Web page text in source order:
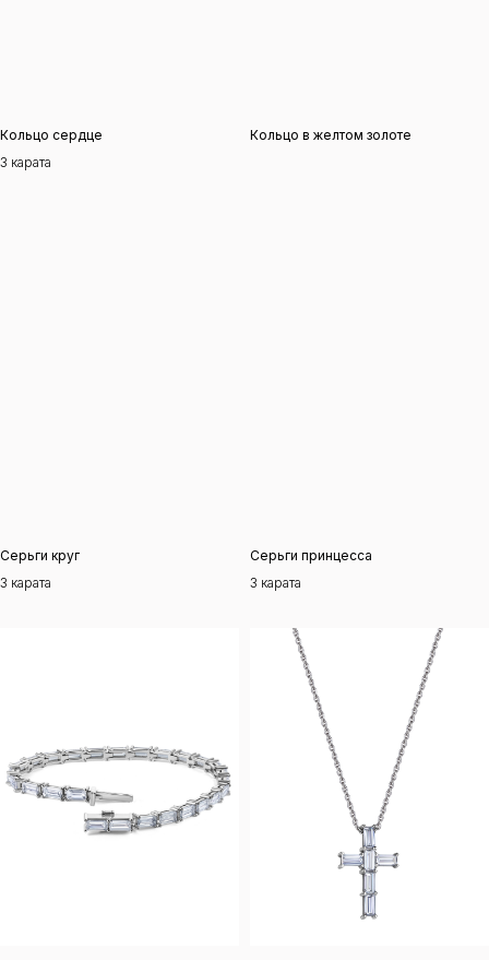
Кольцо сердце
3 карата
Кольцо в желтом золоте
Серьги круг
3 карата
Серьги принцесса
3 карата
О нас
История бренда
Галерея
Для клиента